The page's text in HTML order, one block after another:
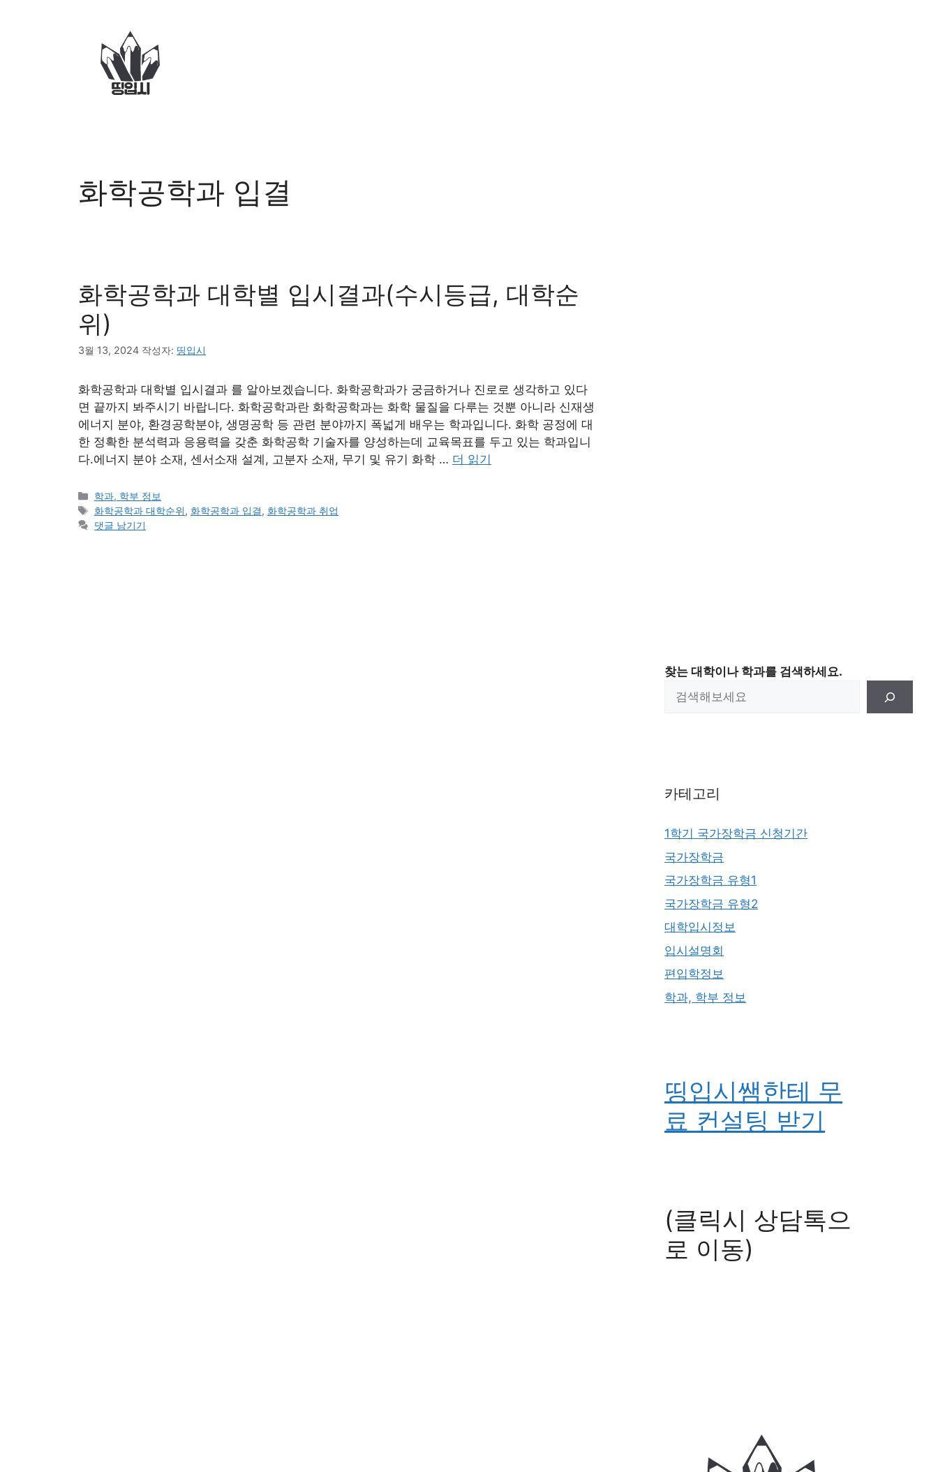
화학공학과 입결
화학공학과 대학별 입시결과(수시등급, 대학순
위)
3월 13, 2024 작성자: 띵입시
화학공학과 대학별 입시결과 를 알아보겠습니다. 화학공학과가 궁금하거나 진로로 생각하고 있다
면 끝까지 봐주시기 바랍니다. 화학공학과란 화학공학과는 화학 물질을 다루는 것뿐 아니라 신재생
에너지 분야, 환경공학분야, 생명공학 등 관련 분야까지 폭넓게 배우는 학과입니다. 화학 공정에 대
한 정확한 분석력과 응용력을 갖춘 화학공학 기술자를 양성하는데 교육목표를 두고 있는 학과입니
다.에너지 분야 소재, 센서소재 설계, 고분자 소재, 무기 및 유기 화학 … 더 읽기
카
테
고
학과, 학부 정보
태
그
화학공학과 대학순위, 화학공학과 입결, 화학공학과 취업
댓글 남기기
찾는 대학이나 학과를 검색하세요.
카테고리
1학기 국가장학금 신청기간
국가장학금
국가장학금 유형1
국가장학금 유형2
대학입시정보
입시설명회
편입학정보
학과, 학부 정보
띵입시쌤한테 무
료 컨설팅 받기
(클릭시 상담톡으
로 이동)